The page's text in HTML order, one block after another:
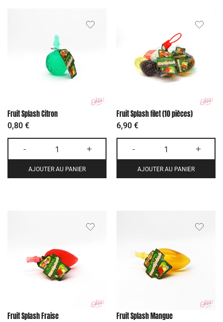
Fruit Splash Citron
0,80 €
- +
AJOUTER AU PANIER
Fruit Splash filet (10 pièces)
6,90 €
- +
AJOUTER AU PANIER
Fruit Splash Fraise Fruit Splash Mangue